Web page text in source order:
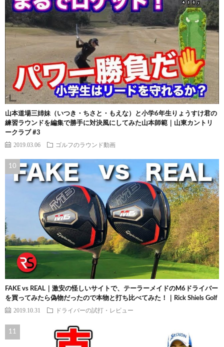
山本道場三姉妹（いつき・ちさと・もえな）と小学6年生りょうすけ君の
練習ラウンドを編集で勝手に対決風にしてみた山本師範｜山東カントリ
ークラブ #3
2019.03.06 ゴルフのラウンド動画
FAKE vs REAL｜激安の怪しいサイトで、テーラーメイドのM6ドライバー
を買ってみたら偽物だったので本物と打ち比べてみた！｜Rick Shiels Golf
2019.10.31 ドライバーの試打・レビュー